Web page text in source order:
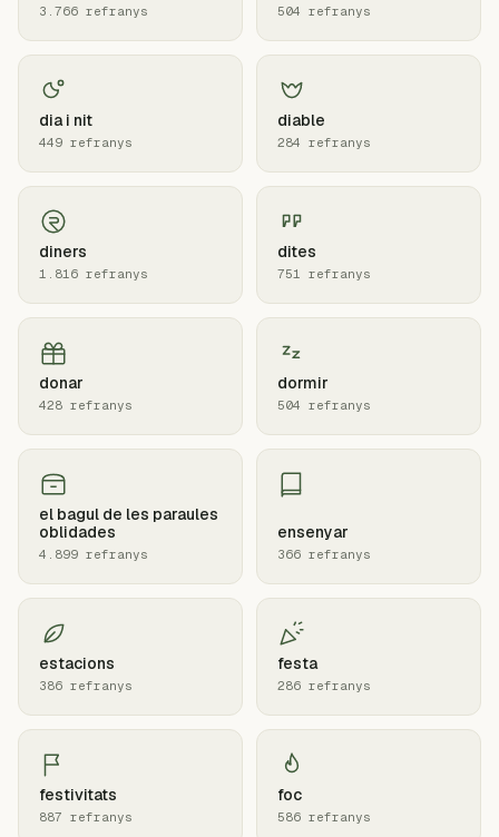
3.766 refranys 504 refranys
dia i nit
449 refranys
diable
284 refranys
diners
1.816 refranys
dites
751 refranys
donar
428 refranys
dormir
504 refranys
el bagul de les paraules
oblidades
4.899 refranys
ensenyar
366 refranys
estacions
386 refranys
festa
286 refranys
festivitats
887 refranys
foc
586 refranys